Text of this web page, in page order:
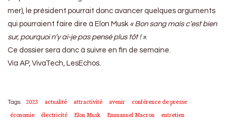
mer), le président pourrait donc avancer quelques arguments
qui pourraient faire dire à Elon Musk « Bon sang mais c’est bien
sur, pourquoi n’y ai-je pas pensé plus tôt ! ».
Ce dossier sera donc à suivre en fin de semaine.
Via AP, VivaTech, LesEchos.
Tags: 2023 actualité attractivité avenir
conférence de presse
économie
électricité Elon Musk Emmanuel Macron
entretien